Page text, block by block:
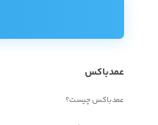
عمدباکس
عمدباکس چیست؟